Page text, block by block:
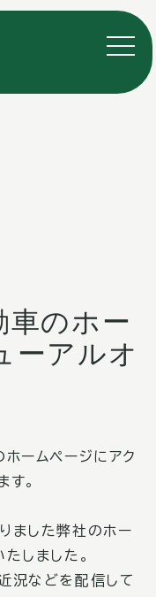
車のホー
ーアルオ
ームページにアク
。
ました弊社のホー
しました。
況などを配信して